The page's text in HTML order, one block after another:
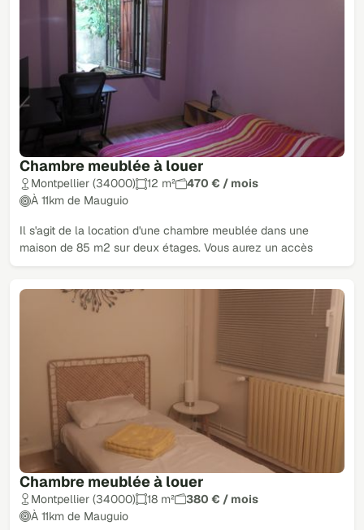
Chambre meublée à louer
Montpellier (34000) 12 m²
470 € / mois
À 11km de Mauguio
Il s'agit de la location d'une chambre meublée dans une
maison de 85 m2 sur deux étages. Vous aurez un accès
Chambre meublée à louer
Montpellier (34000) 18 m²
380 € / mois
À 11km de Mauguio